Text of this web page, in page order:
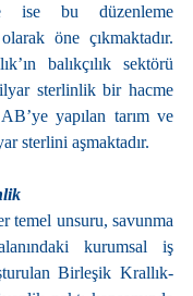
ise bu düzenleme
öne çıkmaktadır.
balıkçılık sektörü
sterlinlik bir hacme
yapılan tarım ve
sterlini aşmaktadır.
temel unsuru, savunma
kurumsal iş
Birleşik Krallık-